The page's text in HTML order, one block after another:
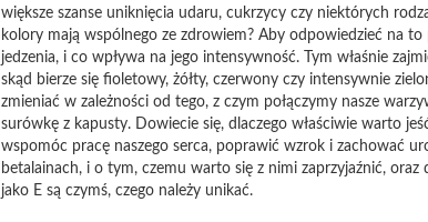
większe szanse uniknięcia udaru, cukrzycy czy niektórych
kolory mają wspólnego ze zdrowiem? Aby odpowiedzieć na
jedzenia, i co wpływa na jego intensywność. Tym właśnie
skąd bierze się fioletowy, żółty, czerwony czy intensywnie
zmieniać w zależności od tego, z czym połączymy nasze
surówkę z kapusty. Dowiecie się, dlaczego właściwie warto
wspomóc pracę naszego serca, poprawić wzrok i zachować
betalainach, i o tym, czemu warto się z nimi zaprzyjaźnić,
jako E są czymś, czego należy unikać.